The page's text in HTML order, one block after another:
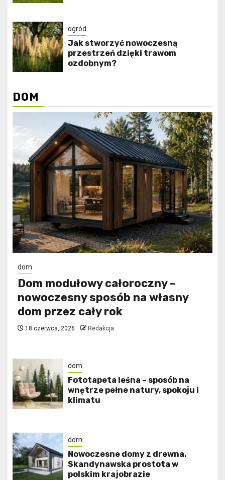
ogród
Jak stworzyć nowoczesną
przestrzeń dzięki trawom
ozdobnym?
DOM
dom
Dom modułowy całoroczny –
nowoczesny sposób na własny
dom przez cały rok
18 czerwca, 2026 Redakcja
dom
​Fototapeta leśna – sposób na
wnętrze pełne natury, spokoju i
klimatu
dom
Nowoczesne domy z drewna.
Skandynawska prostota w
polskim krajobrazie